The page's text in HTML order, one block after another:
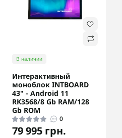
В наличии
Интерактивный
моноблок INTBOARD
43" - Android 11
RK3568/8 Gb RAM/128
Gb ROM
0
79 995 грн.